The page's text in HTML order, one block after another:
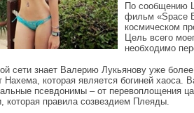
По сообщению
фильм «Space
космическом
Цель всего
необходимо
сети знает Валерию Лукьянову уже
Нахема, которая является богиней
псевдонимы – от перевоплощения
которая правила созвездием Плеяды.